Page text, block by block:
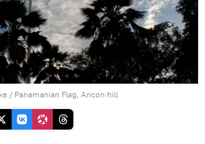
/ Panamanian Flag, Ancon hill